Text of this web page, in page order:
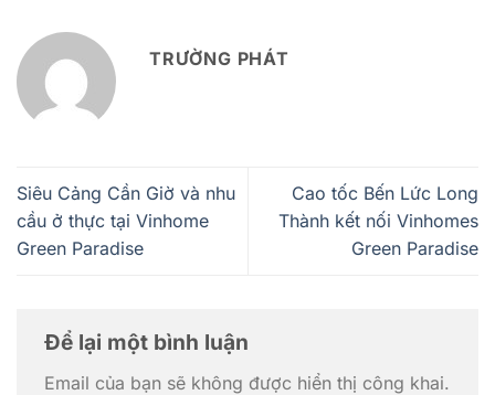
TRƯỜNG PHÁT
Siêu Cảng Cần Giờ và nhu
cầu ở thực tại Vinhome
Green Paradise
Cao tốc Bến Lức Long
Thành kết nối Vinhomes
Green Paradise
Để lại một bình luận
Email của bạn sẽ không được hiển thị công khai.